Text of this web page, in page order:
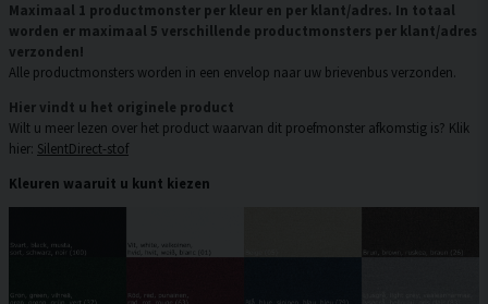
Maximaal 1 productmonster per kleur en per klant/adres. In totaal
worden er maximaal 5 verschillende productmonsters per klant/adres
verzonden!
Alle productmonsters worden in een envelop naar uw brievenbus verzonden.
Hier vindt u het originele product
Wilt u meer lezen over het product waarvan dit proefmonster afkomstig is? Klik
hier: SilentDirect-stof
Kleuren waaruit u kunt kiezen